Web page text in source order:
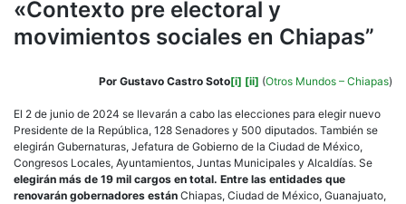
«Contexto pre electoral y
movimientos sociales en Chiapas”
Por Gustavo Castro Soto[i] [ii] (Otros Mundos – Chiapas)
El 2 de junio de 2024 se llevarán a cabo las elecciones para elegir nuevo
Presidente de la República, 128 Senadores y 500 diputados. También se
elegirán Gubernaturas, Jefatura de Gobierno de la Ciudad de México,
Congresos Locales, Ayuntamientos, Juntas Municipales y Alcaldías. Se
elegirán más de 19 mil cargos en total. Entre las entidades que
renovarán gobernadores están Chiapas, Ciudad de México, Guanajuato,